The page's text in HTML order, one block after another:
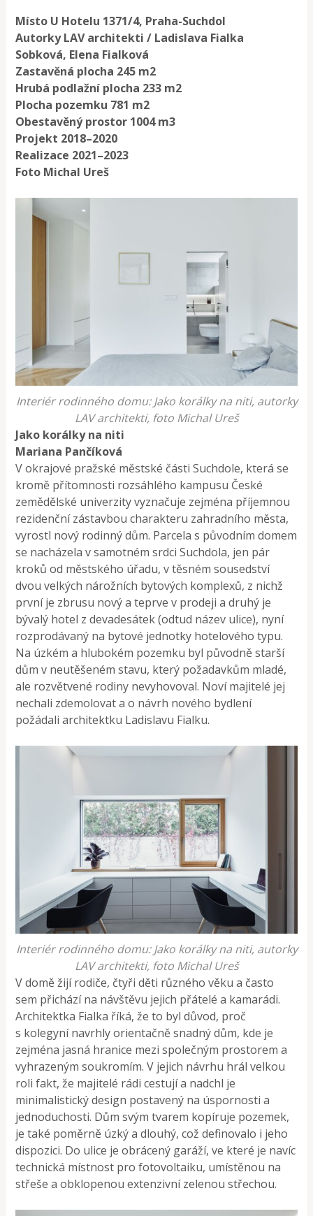
Místo U Hotelu 1371/4, Praha-Suchdol
Autorky LAV architekti / Ladislava Fialka
Sobková, Elena Fialková
Zastavěná plocha 245 m2
Hrubá podlažní plocha 233 m2
Plocha pozemku 781 m2
Obestavěný prostor 1004 m3
Projekt 2018–2020
Realizace 2021–2023
Foto Michal Ureš
Interiér rodinného domu: Jako korálky na niti, autorky
LAV architekti, foto Michal Ureš
Jako korálky na niti
Mariana Pančíková
V okrajové pražské městské části Suchdole, která se
kromě přítomnosti rozsáhlého kampusu České
zemědělské univerzity vyznačuje zejména příjemnou
rezidenční zástavbou charakteru zahradního města,
vyrostl nový rodinný dům. Parcela s původním domem
se nacházela v samotném srdci Suchdola, jen pár
kroků od městského úřadu, v těsném sousedství
dvou velkých nárožních bytových komplexů, z nichž
první je zbrusu nový a teprve v prodeji a druhý je
bývalý hotel z devadesátek (odtud název ulice), nyní
rozprodávaný na bytové jednotky hotelového typu.
Na úzkém a hlubokém pozemku byl původně starší
dům v neutěšeném stavu, který požadavkům mladé,
ale rozvětvené rodiny nevyhovoval. Noví majitelé jej
nechali zdemolovat a o návrh nového bydlení
požádali architektku Ladislavu Fialku.
Interiér rodinného domu: Jako korálky na niti, autorky
LAV architekti, foto Michal Ureš
V domě žijí rodiče, čtyři děti různého věku a často
sem přichází na návštěvu jejich přátelé a kamarádi.
Architektka Fialka říká, že to byl důvod, proč
s kolegyní navrhly orientačně snadný dům, kde je
zejména jasná hranice mezi společným prostorem a
vyhrazeným soukromím. V jejich návrhu hrál velkou
roli fakt, že majitelé rádi cestují a nadchl je
minimalistický design postavený na úspornosti a
jednoduchosti. Dům svým tvarem kopíruje pozemek,
je také poměrně úzký a dlouhý, což definovalo i jeho
dispozici. Do ulice je obrácený garáží, ve které je navíc
technická místnost pro fotovoltaiku, umístěnou na
střeše a obklopenou extenzivní zelenou střechou.